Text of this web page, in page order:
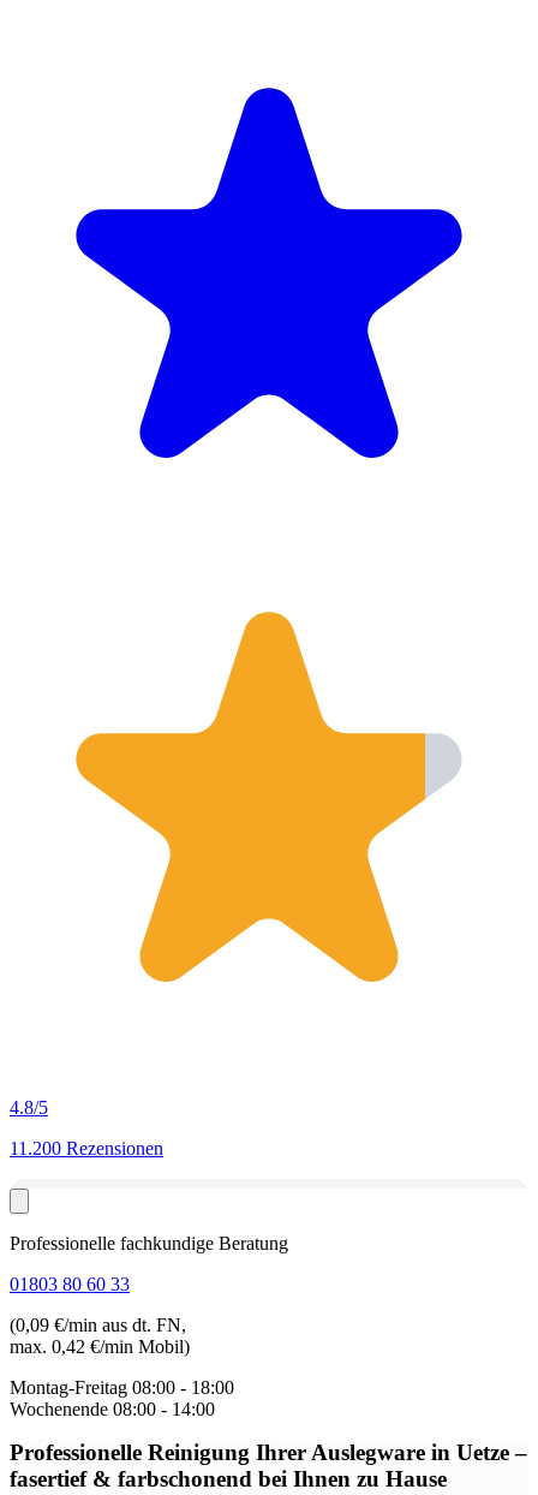
4.8/5
11.200 Rezensionen
Professionelle fachkundige Beratung
01803 80 60 33
(0,09 €/min aus dt. FN,
max. 0,42 €/min Mobil)
Montag-Freitag 08:00 - 18:00
Wochenende 08:00 - 14:00
Professionelle Reinigung Ihrer Auslegware in Uetze–
fasertief & farbschonend bei Ihnen zu Hause